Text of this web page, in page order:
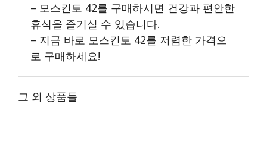
– 모스킨토 42를 구매하시면 건강과 편안한
휴식을 즐기실 수 있습니다.
– 지금 바로 모스킨토 42를 저렴한 가격으
로 구매하세요!
그 외 상품들